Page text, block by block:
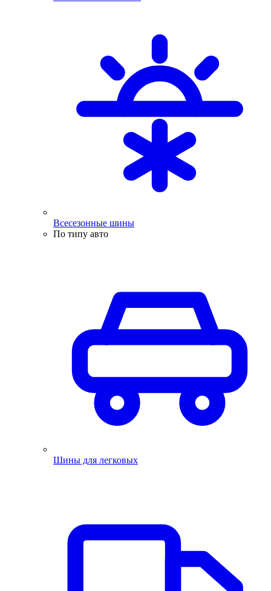
Всесезонные шины
По типу авто
Шины для легковых